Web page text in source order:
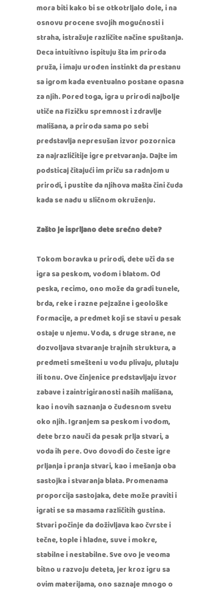
mora biti kako bi se otkotrljalo dole, i na
osnovu procene svojih mogućnosti i
straha, istražuje različite načine spuštanja.
Deca intuitivno ispituju šta im priroda
pruža, i imaju urođen instinkt da prestanu
sa igrom kada eventualno postane opasna
za njih. Pored toga, igra u prirodi najbolje
utiče na fizičku spremnost i zdravlje
mališana, a priroda sama po sebi
predstavlja nepresušan izvor pozornica
za najrazličitije igre pretvaranja. Dajte im
podsticaj čitajući im priču sa radnjom u
prirodi, i pustite da njihova mašta čini čuda
kada se nađu u sličnom okruženju.
Zašto je isprljano dete srećno dete?
Tokom boravka u prirodi, dete uči da se
igra sa peskom, vodom i blatom. Od
peska, recimo, ono može da gradi tunele,
brda, reke i razne pejzažne i geološke
formacije, a predmet koji se stavi u pesak
ostaje u njemu. Voda, s druge strane, ne
dozvoljava stvaranje trajnih struktura, a
predmeti smešteni u vodu plivaju, plutaju
ili tonu. Ove činjenice predstavljaju izvor
zabave i zaintrigiranosti naših mališana,
kao i novih saznanja o čudesnom svetu
oko njih. Igranjem sa peskom i vodom,
dete brzo nauči da pesak prlja stvari, a
voda ih pere. Ovo dovodi do česte igre
prljanja i pranja stvari, kao i mešanja oba
sastojka i stvaranja blata. Promenama
proporcija sastojaka, dete može praviti i
igrati se sa masama različitih gustina.
Stvari počinje da doživljava kao čvrste i
tečne, tople i hladne, suve i mokre,
stabilne i nestabilne. Sve ovo je veoma
bitno u razvoju deteta, jer kroz igru sa
ovim materijama, ono saznaje mnogo o